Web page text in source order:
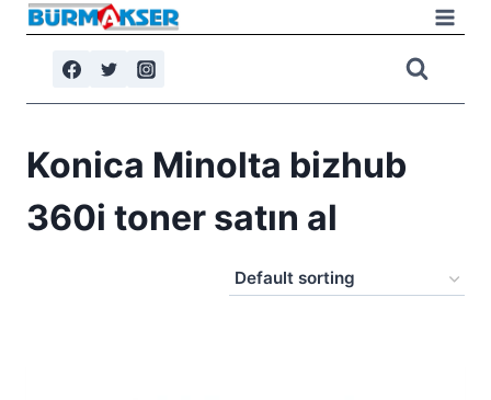
Skip
content
Konica Minolta bizhub
360i toner satın al